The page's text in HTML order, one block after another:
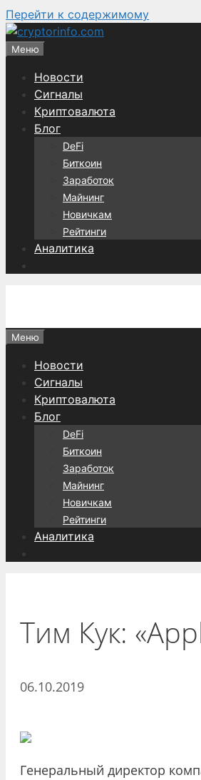
Перейти к содержимому
Меню
Новости
Сигналы
Криптовалюта
Блог
DeFi
Биткоин
Заработок
Майнинг
Новичкам
Рейтинги
Аналитика
Меню
Новости
Сигналы
Криптовалюта
Блог
DeFi
Биткоин
Заработок
Майнинг
Новичкам
Рейтинги
Аналитика
Тим Кук:
06.10.2019
Генеральный директор